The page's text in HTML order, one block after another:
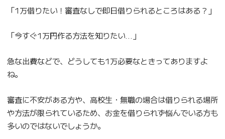
「1万借りたい！審査なしで即日借りられるところはある？」
「今すぐ1万円作る方法を知りたい…」
急な出費などで、どうしても1万必要なときってありますよ
ね。
審査に不安がある方や、高校生・無職の場合は借りられる場所
や方法が限られているため、お金を借りられず悩んでいる方も
多いのではないでしょうか。